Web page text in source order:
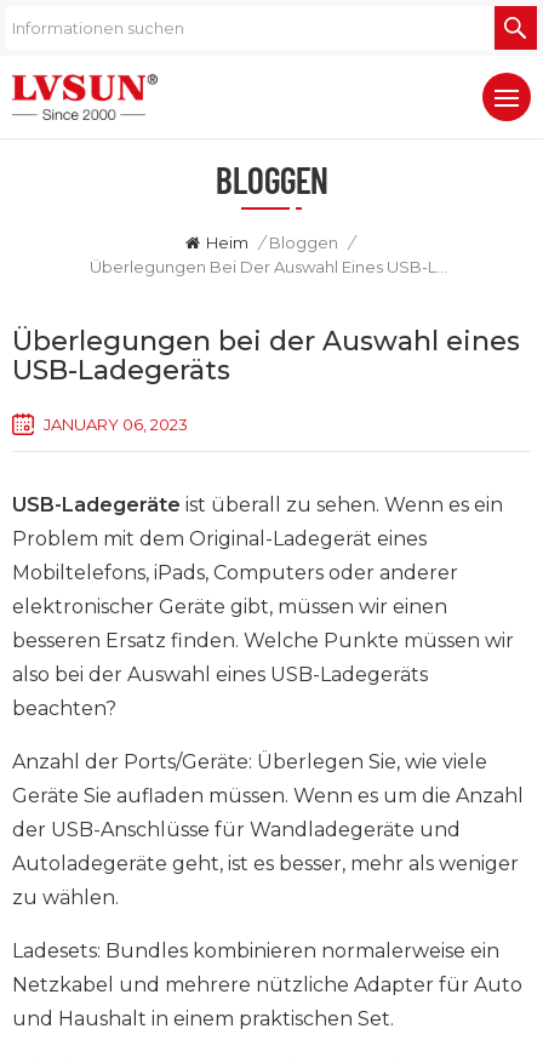
BLOGGEN
Heim / Bloggen
/
Überlegungen bei der Auswahl eines
USB-Ladegeräts
JANUARY 06, 2023
USB-Ladegeräte ist überall zu sehen. Wenn es ein
Problem mit dem Original-Ladegerät eines
Mobiltelefons, iPads, Computers oder anderer
elektronischer Geräte gibt, müssen wir einen
besseren Ersatz finden. Welche Punkte müssen wir
also bei der Auswahl eines USB-Ladegeräts
beachten?
Anzahl der Ports/Geräte: Überlegen Sie, wie viele
Geräte Sie aufladen müssen. Wenn es um die Anzahl
der USB-Anschlüsse für Wandladegeräte und
Autoladegeräte geht, ist es besser, mehr als weniger
zu wählen.
Ladesets: Bundles kombinieren normalerweise ein
Netzkabel und mehrere nützliche Adapter für Auto
und Haushalt in einem praktischen Set.